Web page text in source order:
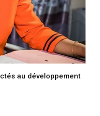
au développement